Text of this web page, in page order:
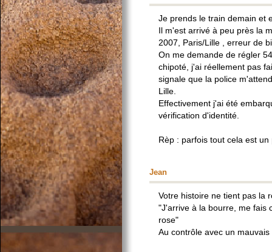
Je prends le train demain et
Il m'est arrivé à peu près la
2007, Paris/Lille , erreur de
On me demande de régler
chipoté, j'ai réellement pas
signale que la police
Lille.
Effectivement j'ai été
vérification d'identité.
Rèp : parfois tout cela est
Jean
Votre histoire ne tient pas la
"J'arrive à la bourre, me fais
rose"
Au contrôle avec un